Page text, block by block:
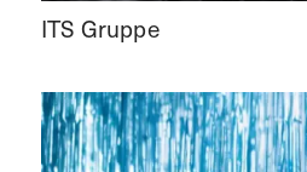
ITS Gruppe